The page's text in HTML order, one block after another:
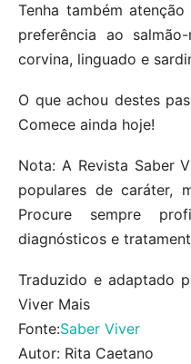
Tenha também
preferência ao
corvina, linguado e
O que achou destes
Comece ainda hoje!
Nota: A Revista Saber
populares de caráter,
Procure sempre
diagnósticos e
Traduzido e adaptado
Viver Mais
Fonte:Saber Viver
Autor: Rita Caetano